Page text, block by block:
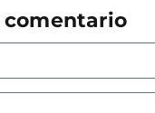
comentario